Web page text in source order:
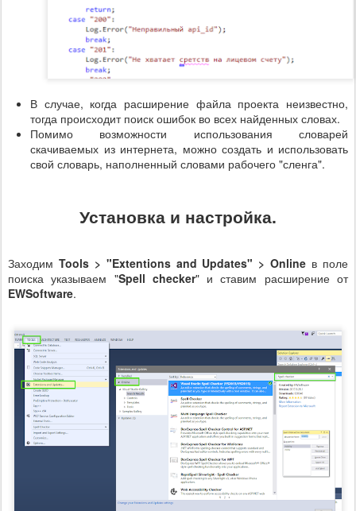
В случае, когда расширение файла проекта неизвестно,
тогда происходит поиск ошибок во всех найденных словах.
Помимо возможности использования словарей
скачиваемых из интернета, можно создать и использовать
свой словарь, наполненный словами рабочего "сленга".
Установка и настройка.
Заходим Tools > "Extentions and Updates" > Online в поле
поиска указываем "Spell checker" и ставим расширение от
EWSoftware.